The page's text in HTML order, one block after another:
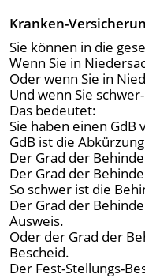
Kranken-
Sie können in die
Wenn Sie in
Oder wenn Sie in
Und wenn Sie
Das bedeutet:
Sie haben einen GdB
GdB ist die
Der Grad der
Der Grad der
So schwer ist die
Der Grad der
Ausweis.
Oder der Grad der
Bescheid.
Der Fest-Stellungs-